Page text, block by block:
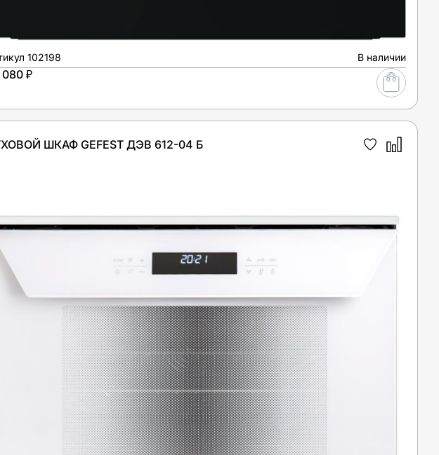
102198 В наличии
₽
ШКАФ GEFEST ДЭВ 612-04 Б